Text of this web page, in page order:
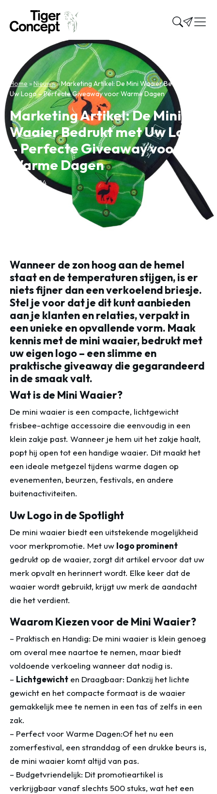
Home »Nieuws»Marketing Artikel: De Mini Waaier Bedrukt met
Uw Logo – Perfecte Giveaway voor Warme Dagen
Marketing Artikel: De Mini
Waaier Bedrukt met Uw Logo
– Perfecte Giveaway voor
Warme Dagen
15 juli 2024
Wanneer de zon hoog aan de hemel
staat en de temperaturen stijgen, is er
niets fijner dan een verkoelend briesje.
Stel je voor dat je dit kunt aanbieden
aan je klanten en relaties, verpakt in
een unieke en opvallende vorm. Maak
kennis met de mini waaier, bedrukt met
uw eigen logo – een slimme en
praktische giveaway die gegarandeerd
in de smaak valt.
Wat is de Mini Waaier?
De mini waaier is een compacte, lichtgewicht
frisbee-achtige accessoire die eenvoudig in een
klein zakje past. Wanneer je hem uit het zakje haalt,
popt hij open tot een handige waaier. Dit maakt het
een ideale metgezel tijdens warme dagen op
evenementen, beurzen, festivals, en andere
buitenactiviteiten.
Uw Logo in de Spotlight
De mini waaier biedt een uitstekende mogelijkheid
voor merkpromotie. Met uw logo prominent
gedrukt op de waaier, zorgt dit artikel ervoor dat uw
merk opvalt en herinnert wordt. Elke keer dat de
waaier wordt gebruikt, krijgt uw merk de aandacht
die het verdient.
Waarom Kiezen voor de Mini Waaier?
– Praktisch en Handig: De mini waaier is klein genoeg
om overal mee naartoe te nemen, maar biedt
voldoende verkoeling wanneer dat nodig is.
– Lichtgewicht en Draagbaar: Dankzij het lichte
gewicht en het compacte formaat is de waaier
gemakkelijk mee te nemen in een tas of zelfs in een
zak.
– Perfect voor Warme Dagen:Of het nu een
zomerfestival, een stranddag of een drukke beurs is,
de mini waaier komt altijd van pas.
– Budgetvriendelijk: Dit promotieartikel is
verkrijgbaar vanaf slechts 500 stuks, wat het een